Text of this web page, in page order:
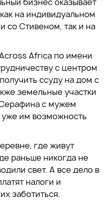
на индивидуальном
со Стивеном, так и на
Africa по имени
с центром
ссуду на дом с
земельные участки
с мужем
им возможность
где живут
раньше никогда не
свет. А все дело в
налоги и
заботиться.